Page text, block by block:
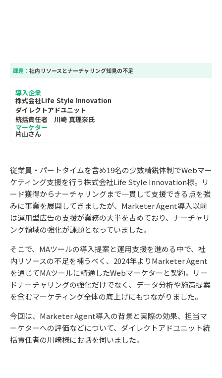
課題：社内リソースとナーチャリング知見の不足
導入企業
株式会社Life Style Innovation
ダイレクトアドユニット
統括責任者 川崎 真理奈氏
マーケター
片山さん
従業員・パートタイムを含め19名の少数精鋭体制でWebマー
ケティング支援を行う株式会社Life Style Innovation様。リ
ード獲得からナーチャリングまで一貫して支援できる点を強
みに事業を展開してきましたが、Marketer Agent導入以前
は運用型広告の支援が業務の大半を占めており、ナーチャリ
ング領域の強化が課題となっていました。
そこで、MAツールの導入提案と運用支援を進める中で、社
内リソースの不足を補うべく、2024年よりMarketer Agent
を通じてMAツールに精通したWebマーケターと契約。リー
ドナーチャリングの強化だけでなく、データ分析や施策提案
を含むマーケティング全体の底上げにもつながりました。
今回は、Marketer Agent導入の背景と実際の効果、担当マ
ーケターへの評価などについて、ダイレクトアドユニット統
括責任者の川崎様にお話を伺いました。